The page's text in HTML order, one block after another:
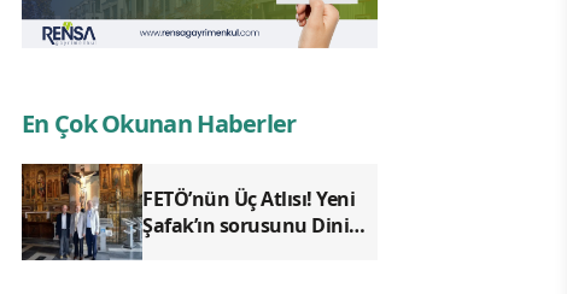
En Çok Okunan Haberler
FETÖ’nün Üç Atlısı! Yeni
Şafak’ın sorusunu Dini